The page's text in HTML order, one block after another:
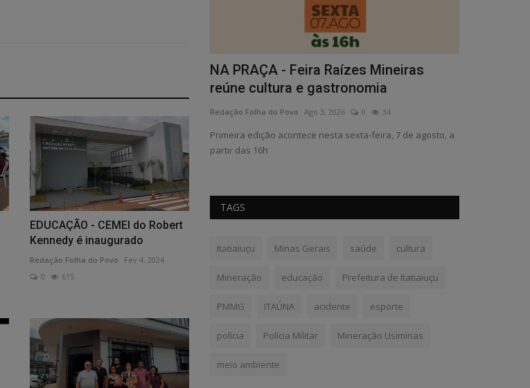
EDUCAÇÃO - CEMEI do Robert
Kennedy é inaugurado
Redação Folha do Povo
Fev 4, 2024
0
615
NA PRAÇA - Feira Raízes Mineiras
reúne cultura e gastronomia
Redação Folha do Povo Ago 3, 2026 0 34
Primeira edição acontece nesta sexta-feira, 7 de agosto, a
partir das 16h
TAGS
Itatiaiuçu Minas Gerais saúde cultura
Mineração educação Prefeitura de Itatiaiuçu
PMMG ITAÚNA acidente esporte
polícia Polícia Militar Mineração Usiminas
meio ambiente